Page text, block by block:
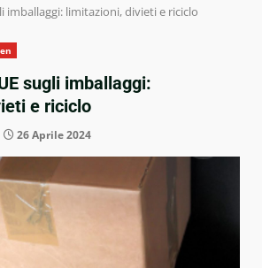
imballaggi: limitazioni, divieti e riciclo
sugli imballaggi:
e riciclo
26 Aprile 2024